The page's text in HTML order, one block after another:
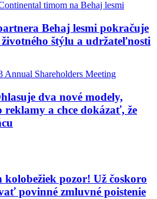
Behaj lesmi pokračuje
štýlu a udržateľnosti
dva nové modely,
a chce dokázať, že
pozor! Už čoskoro
povinné zmluvné poistenie